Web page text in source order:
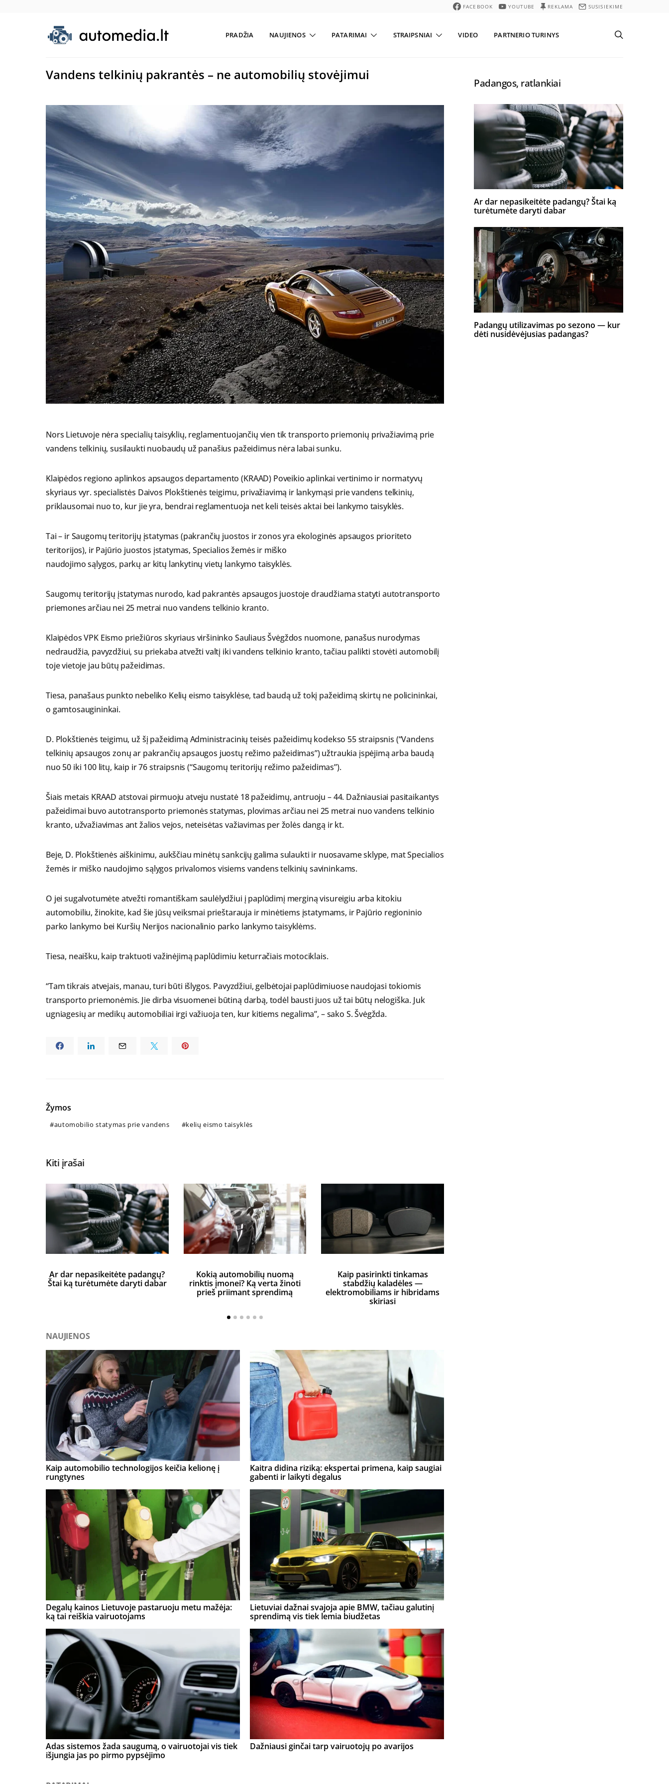
FACEBOOK YOUTUBE REKLAMA SUSISIEKIME
PRADŽIA NAUJIENOS PATARIMAI STRAIPSNIAI VIDEO PARTNERIO TURINYS
Vandens telkinių pakrantės – ne automobilių stovėjimui
Nors Lietuvoje nėra specialių taisyklių, reglamentuojančių vien tik transporto priemonių privažiavimą prie
vandens telkinių, susilaukti nuobaudų už panašius pažeidimus nėra labai sunku.
Klaipėdos regiono aplinkos apsaugos departamento (KRAAD) Poveikio aplinkai vertinimo ir normatyvų
skyriaus vyr. specialistės Daivos Plokštienės teigimu, privažiavimą ir lankymąsi prie vandens telkinių,
priklausomai nuo to, kur jie yra, bendrai reglamentuoja net keli teisės aktai bei lankymo taisyklės.
Tai – ir Saugomų teritorijų įstatymas (pakrančių juostos ir zonos yra ekologinės apsaugos prioriteto
teritorijos), ir Pajūrio juostos įstatymas, Specialios žemės ir miško
naudojimo sąlygos, parkų ar kitų lankytinų vietų lankymo taisyklės.
Saugomų teritorijų įstatymas nurodo, kad pakrantės apsaugos juostoje draudžiama statyti autotransporto
priemones arčiau nei 25 metrai nuo vandens telkinio kranto.
Klaipėdos VPK Eismo priežiūros skyriaus viršininko Sauliaus Švėgždos nuomone, panašus nurodymas
nedraudžia, pavyzdžiui, su priekaba atvežti valtį iki vandens telkinio kranto, tačiau palikti stovėti automobilį
toje vietoje jau būtų pažeidimas.
Tiesa, panašaus punkto nebeliko Kelių eismo taisyklėse, tad baudą už tokį pažeidimą skirtų ne policininkai,
o gamtosaugininkai.
D. Plokštienės teigimu, už šį pažeidimą Administracinių teisės pažeidimų kodekso 55 straipsnis (“Vandens
telkinių apsaugos zonų ar pakrančių apsaugos juostų režimo pažeidimas”) užtraukia įspėjimą arba baudą
nuo 50 iki 100 litų, kaip ir 76 straipsnis (“Saugomų teritorijų režimo pažeidimas”).
Šiais metais KRAAD atstovai pirmuoju atveju nustatė 18 pažeidimų, antruoju – 44. Dažniausiai pasitaikantys
pažeidimai buvo autotransporto priemonės statymas, plovimas arčiau nei 25 metrai nuo vandens telkinio
kranto, užvažiavimas ant žalios vejos, neteisėtas važiavimas per žolės dangą ir kt.
Beje, D. Plokštienės aiškinimu, aukščiau minėtų sankcijų galima sulaukti ir nuosavame sklype, mat Specialios
žemės ir miško naudojimo sąlygos privalomos visiems vandens telkinių savininkams.
O jei sugalvotumėte atvežti romantiškam saulėlydžiui į paplūdimį merginą visureigiu arba kitokiu
automobiliu, žinokite, kad šie jūsų veiksmai prieštarauja ir minėtiems įstatymams, ir Pajūrio regioninio
parko lankymo bei Kuršių Nerijos nacionalinio parko lankymo taisyklėms.
Tiesa, neaišku, kaip traktuoti važinėjimą paplūdimiu keturračiais motociklais.
“Tam tikrais atvejais, manau, turi būti išlygos. Pavyzdžiui, gelbėtojai paplūdimiuose naudojasi tokiomis
transporto priemonėmis. Jie dirba visuomenei būtiną darbą, todėl bausti juos už tai būtų nelogiška. Juk
ugniagesių ar medikų automobiliai irgi važiuoja ten, kur kitiems negalima”, – sako S. Švėgžda.
Žymos
automobilio statymas prie vandens kelių eismo taisyklės
Kiti įrašai
Ar dar nepasikeitėte padangų?
Štai ką turėtumėte daryti dabar
Kokią automobilių nuomą
rinktis įmonei? Ką verta žinoti
prieš priimant sprendimą
Kaip pasirinkti tinkamas
stabdžių kaladėles —
elektromobiliams ir hibridams
skiriasi
NAUJIENOS
Kaip automobilio technologijos keičia kelionę į
rungtynes
Kaitra didina riziką: ekspertai primena, kaip saugiai
gabenti ir laikyti degalus
Degalų kainos Lietuvoje pastaruoju metu mažėja:
ką tai reiškia vairuotojams
Lietuviai dažnai svajoja apie BMW, tačiau galutinį
sprendimą vis tiek lemia biudžetas
Adas sistemos žada saugumą, o vairuotojai vis tiek
išjungia jas po pirmo pypsėjimo
Dažniausi ginčai tarp vairuotojų po avarijos
Padangos, ratlankiai
Ar dar nepasikeitėte padangų? Štai ką
turėtumėte daryti dabar
Padangų utilizavimas po sezono — kur
dėti nusidėvėjusias padangas?